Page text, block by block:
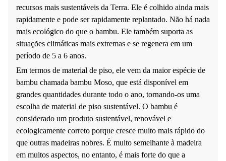
recursos mais sustentáveis ​​da Terra. Ele é colhido ainda mais
rapidamente e pode ser rapidamente replantado. Não há nada
mais ecológico do que o bambu. Ele também suporta as
situações climáticas mais extremas e se regenera em um
período de 5 a 6 anos.
Em termos de material de piso, ele vem da maior espécie de
bambu chamada bambu Moso, que está disponível em
grandes quantidades durante todo o ano, tornando-os uma
escolha de material de piso sustentável. O bambu é
considerado um produto sustentável, renovável e
ecologicamente correto porque cresce muito mais rápido do
que outras madeiras nobres. É muito semelhante à madeira
em muitos aspectos, no entanto, é mais forte do que a